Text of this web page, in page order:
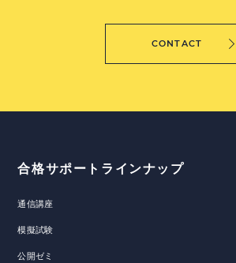
CONTACT
合格サポートラインナップ
通信講座
模擬試験
公開ゼミ